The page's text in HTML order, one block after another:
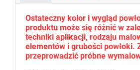
Ostateczny kolor i wygląd
produktu może się różnić w
techniki aplikacji, rodzaju
elementów i grubości powłoki.
przeprowadzić próbne